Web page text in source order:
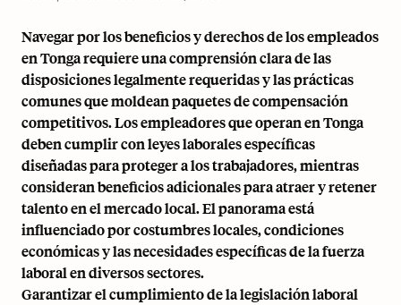
Navegar por los beneficios y derechos de los empleados
en Tonga requiere una comprensión clara de las
disposiciones legalmente requeridas y las prácticas
comunes que moldean paquetes de compensación
competitivos. Los empleadores que operan en Tonga
deben cumplir con leyes laborales específicas
diseñadas para proteger a los trabajadores, mientras
consideran beneficios adicionales para atraer y retener
talento en el mercado local. El panorama está
influenciado por costumbres locales, condiciones
económicas y las necesidades específicas de la fuerza
laboral en diversos sectores.
Garantizar el cumplimiento de la legislación laboral